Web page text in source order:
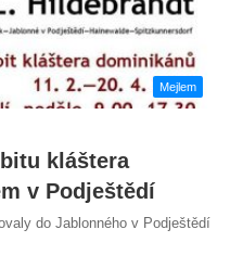
Mejlem
kláštera
v Podještědí
do Jablonného v Podještědí